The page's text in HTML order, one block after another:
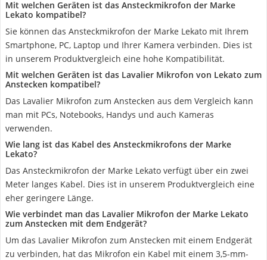
Mit welchen Geräten ist das Ansteckmikrofon der Marke
Lekato kompatibel?
Sie können das Ansteckmikrofon der Marke Lekato mit Ihrem
Smartphone, PC, Laptop und Ihrer Kamera verbinden. Dies ist
in unserem Produktvergleich eine hohe Kompatibilität.
Mit welchen Geräten ist das Lavalier Mikrofon von Lekato zum
Anstecken kompatibel?
Das Lavalier Mikrofon zum Anstecken aus dem Vergleich kann
man mit PCs, Notebooks, Handys und auch Kameras
verwenden.
Wie lang ist das Kabel des Ansteckmikrofons der Marke
Lekato?
Das Ansteckmikrofon der Marke Lekato verfügt über ein zwei
Meter langes Kabel. Dies ist in unserem Produktvergleich eine
eher geringere Länge.
Wie verbindet man das Lavalier Mikrofon der Marke Lekato
zum Anstecken mit dem Endgerät?
Um das Lavalier Mikrofon zum Anstecken mit einem Endgerät
zu verbinden, hat das Mikrofon ein Kabel mit einem 3,5-mm-